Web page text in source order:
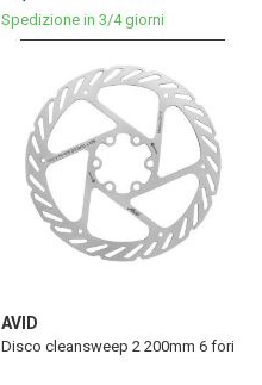
Spedizione in 3/4 giorni
AVID
Disco cleansweep 2 200mm 6 fori